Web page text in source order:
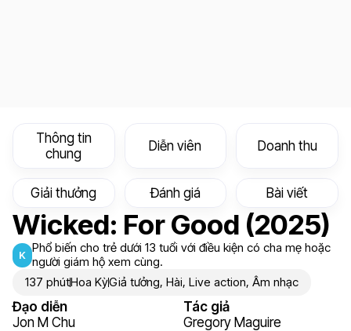
Thông tin
chung
Diễn viên Doanh thu
Giải thưởng Đánh giá Bài viết
Wicked: For Good (2025)
K Phổ biến cho trẻ dưới 13 tuổi với điều kiện có cha mẹ hoặc
người giám hộ xem cùng.
137 phútHoa KỳGiả tưởng, Hài, Live action, Âm nhạc
Đạo diễn
Jon M Chu
Tác giả
Gregory Maguire